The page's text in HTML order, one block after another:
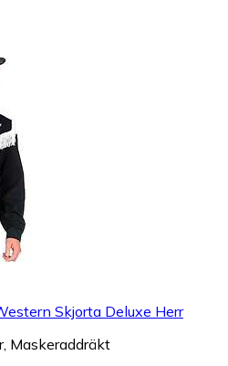
Skjorta Deluxe Herr
Maskeraddräkt